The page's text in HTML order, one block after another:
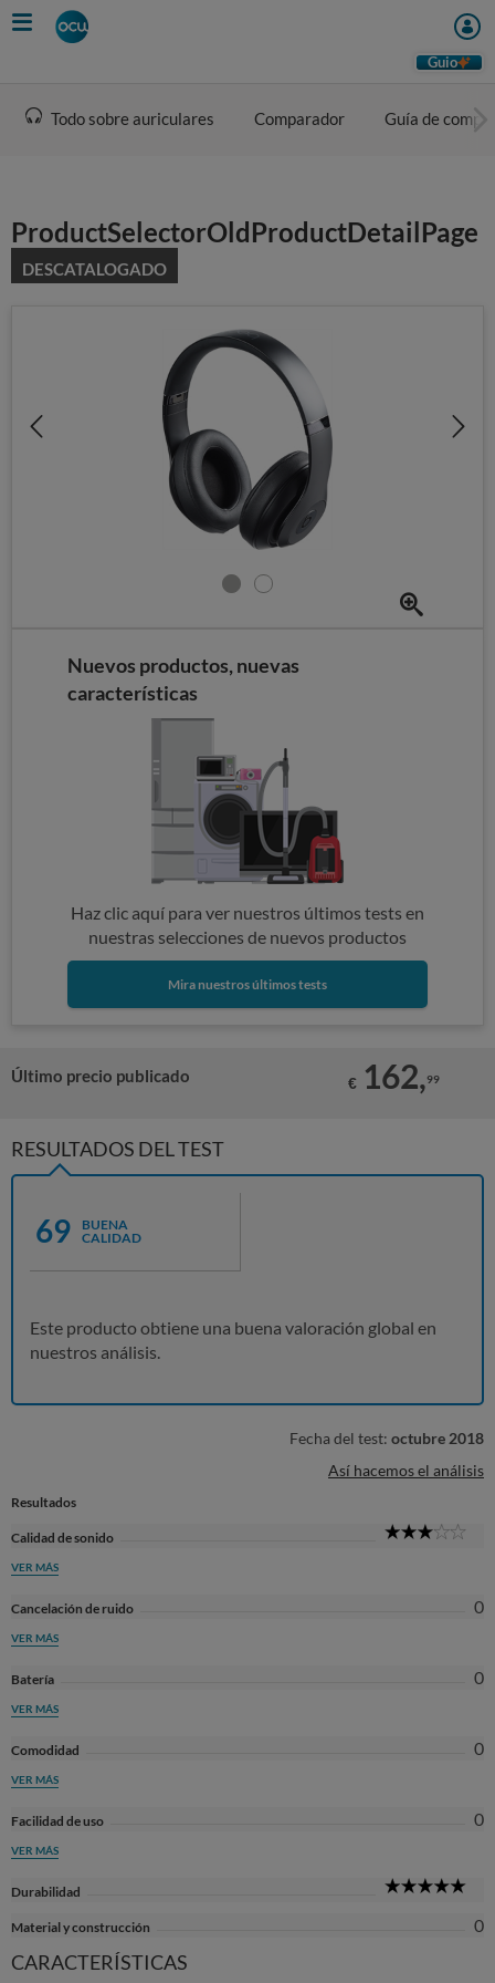
Skip
to
Guio
Todo sobre auriculares Comparador Guía de
ProductSelectorOldProductDetailPage
DESCATALOGADO
Nuevos productos, nuevas
características
Haz clic aquí para ver nuestros últimos tests en
nuestras selecciones de nuevos productos
Mira nuestros últimos tests
Último precio publicado € 162,99
RESULTADOS DEL TEST
69
BUENA
CALIDAD
Este producto obtiene una buena valoración global en
nuestros análisis.
Fecha del test: octubre 2018
Así hacemos el análisis
Resultados
Calidad de sonido
VER MÁS
Cancelación de ruido 0
VER MÁS
Batería 0
VER MÁS
Comodidad 0
VER MÁS
Facilidad de uso 0
VER MÁS
Durabilidad
Material y construcción 0
CARACTERÍSTICAS